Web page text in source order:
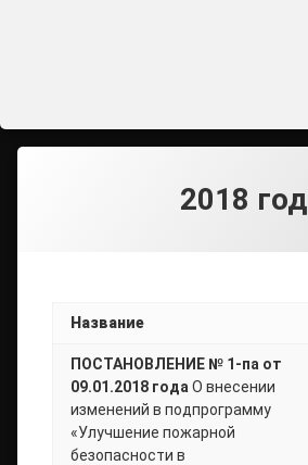
2018 год
Название
ПОСТАНОВЛЕНИЕ № 1-па от
09.01.2018 года О внесении
изменений в подпрограмму
«Улучшение пожарной
безопасности в